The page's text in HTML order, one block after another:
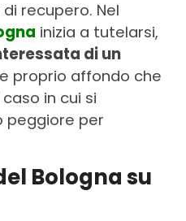
recupero. Nel
inizia a tutelarsi,
di un
proprio affondo che
in cui si
peggiore per
Bologna su